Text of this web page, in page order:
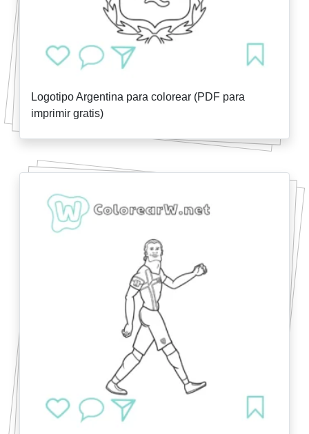
Logotipo Argentina para colorear (PDF para
imprimir gratis)